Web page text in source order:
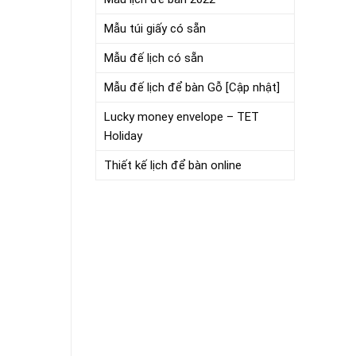
Mẫu túi giấy có sẵn
Mẫu đế lịch có sẵn
Mẫu đế lịch để bàn Gỗ [Cập nhật]
Lucky money envelope – TET
Holiday
Thiết kế lịch để bàn online